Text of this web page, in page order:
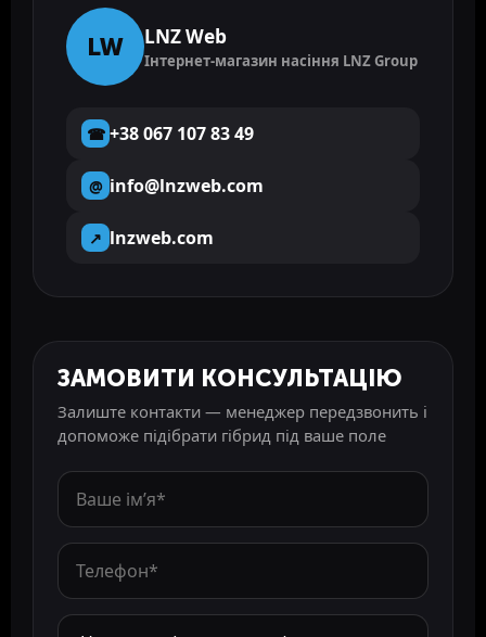
LW LNZ Web
Інтернет-магазин насіння LNZ Group
☎ +38 067 107 83 49
@ info@lnzweb.com
↗ lnzweb.com
ЗАМОВИТИ КОНСУЛЬТАЦІЮ
Залиште контакти — менеджер передзвонить і
допоможе підібрати гібрид під ваше поле